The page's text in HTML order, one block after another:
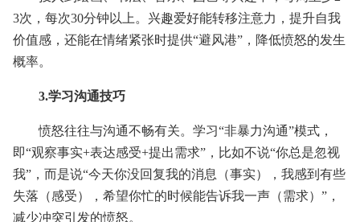
3次，每次30分钟以上。兴趣爱好能转移注意力，提升自我
价值感，还能在情绪紧张时提供“避风港”，降低愤怒的发生
概率。
3.学习沟通技巧
愤怒往往与沟通不畅有关。学习“非暴力沟通”模式，
即“观察事实+表达感受+提出需求”，比如不说“你总是忽视
我”，而是说“今天你没回复我的消息（事实），我感到有些
失落（感受），希望你忙的时候能告诉我一声（需求）”，
减少冲突引发的愤怒。